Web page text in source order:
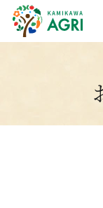
商品一覧